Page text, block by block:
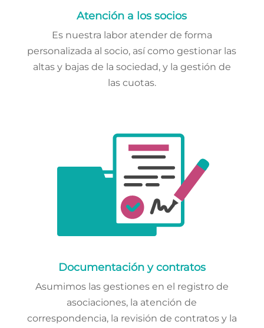
Atención a los socios
Es nuestra labor atender de forma
personalizada al socio, así como gestionar las
altas y bajas de la sociedad, y la gestión de
las cuotas.
Documentación y contratos
Asumimos las gestiones en el registro de
asociaciones, la atención de
correspondencia, la revisión de contratos y la